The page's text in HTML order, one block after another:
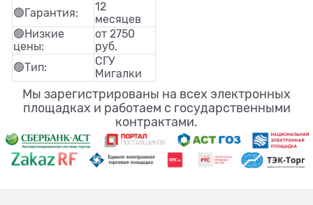
🟢Гарантия:
12
месяцев
🟢Низкие
цены:
от 2750
руб.
🟢Тип:
СГУ
Мигалки
Мы зарегистрированы на всех электронных
площадках и работаем с государственными
контрактами.